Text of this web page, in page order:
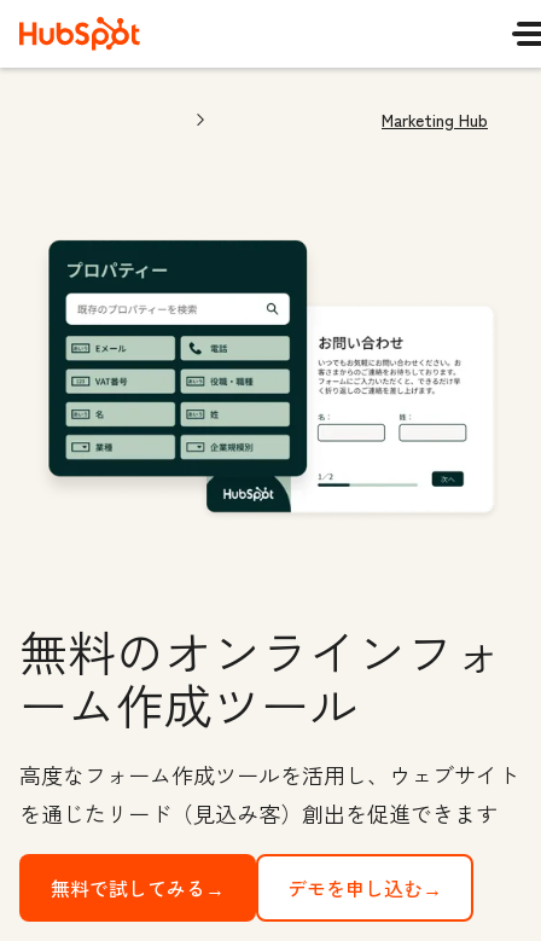
Marketing Hub
無料のオンラインフォ
ーム作成ツール
高度なフォーム作成ツールを活用し、ウェブサイト
を通じたリード（見込み客）創出を促進できます
無料で試してみる→ デモを申し込む→